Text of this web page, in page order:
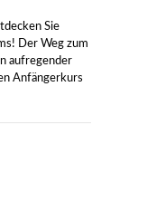
Sie
Der Weg zum
aufregender
Anfängerkurs